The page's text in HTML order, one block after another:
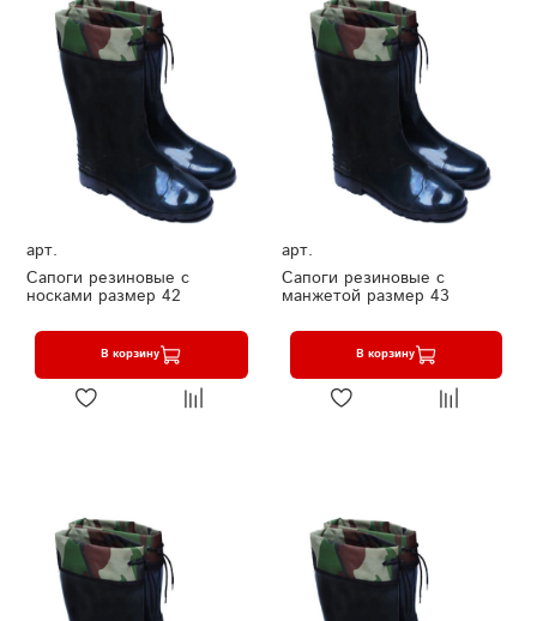
арт.
Сапоги резиновые с
носками размер 42
В корзину
арт.
Сапоги резиновые с
манжетой размер 43
В корзину